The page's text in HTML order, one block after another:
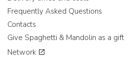
Frequently Asked Questions
Contacts
Give Spaghetti & Mandolin as a gift
Network